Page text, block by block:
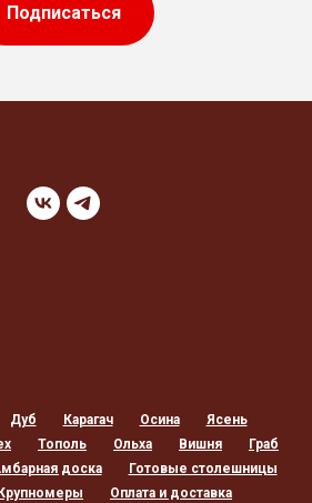
Подписаться
Дуб Карагач Осина
Ясень
Тополь Ольха Вишня
Граб
доска
Готовые столешницы
Крупномеры Оплата и доставка